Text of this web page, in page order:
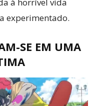
experimentado.
SE EM UMA